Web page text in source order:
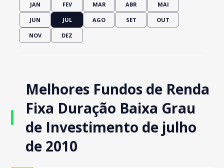
JAN FEV MAR ABR MAI
JUN JUL AGO SET OUT
NOV DEZ
Melhores Fundos de Renda
Fixa Duração Baixa Grau
de Investimento de julho
de 2010